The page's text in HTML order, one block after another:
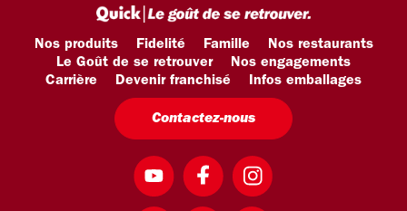
Nos produits Fidelité Famille
Nos restaurants
Le Goût de se retrouver
Nos engagements
Carrière
Devenir franchisé Infos emballages
Contactez-nous